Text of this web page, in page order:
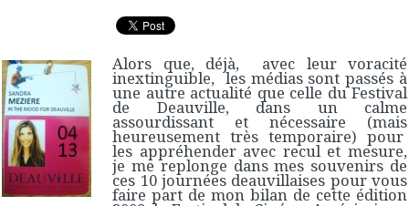
Alors que, déjà, avec leur voracité
inextinguible, les médias sont passés à
une autre actualité que celle du Festival
de Deauville, dans un calme
assourdissant et nécessaire (mais
heureusement très temporaire) pour
les appréhender avec recul et mesure,
je me replonge dans mes souvenirs de
ces 10 journées deauvillaises pour vous
faire part de mon bilan de cette édition